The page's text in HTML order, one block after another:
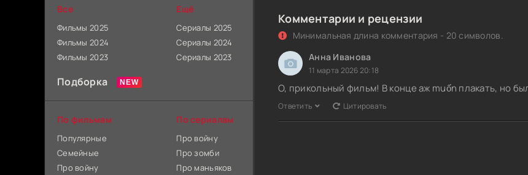
Комментарии и рецензии
Минимальная длина комментария - 20 символов.
Анна Иванова
11 марта 2026 20:18
О, прикольный фильм! В конце аж muốn плакать, но
Ответить Цитировать
Все
Фильмы 2025
Фильмы 2024
Фильмы 2023
Ещё
Сериалы 2025
Сериалы 2024
Сериалы 2023
Подборка
По фильмам
Популярные
Семейные
Про войну
По сериалам
Про войну
Про зомби
Про маньяков